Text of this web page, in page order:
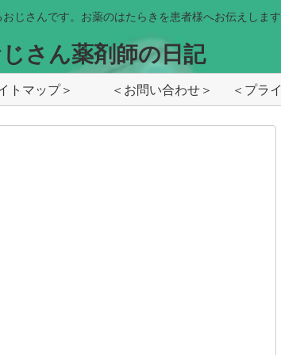
じさんです。お薬のはたらきを患者様へお伝えします
さん薬剤師の日記
トマップ＞ ＜お問い合わせ＞